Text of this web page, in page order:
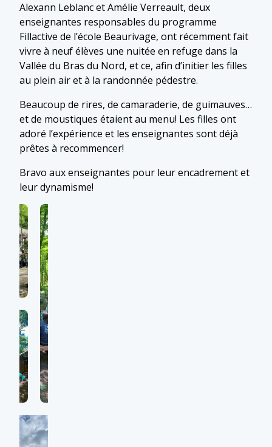
Alexann Leblanc et Amélie Verreault, deux
enseignantes responsables du programme
Fillactive de l’école Beaurivage, ont récemment fait
vivre à neuf élèves une nuitée en refuge dans la
Vallée du Bras du Nord, et ce, afin d’initier les filles
au plein air et à la randonnée pédestre.
Beaucoup de rires, de camaraderie, de guimauves…
et de moustiques étaient au menu! Les filles ont
adoré l’expérience et les enseignantes sont déjà
prêtes à recommencer!
Bravo aux enseignantes pour leur encadrement et
leur dynamisme!